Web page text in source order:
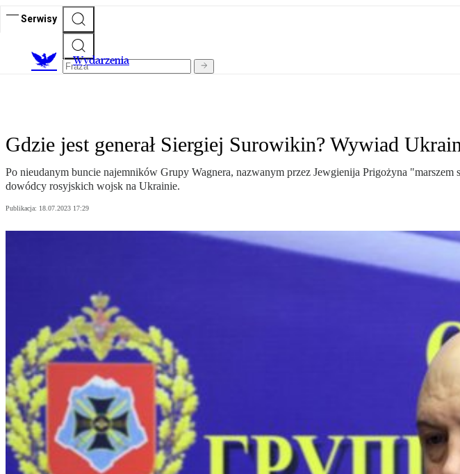
Serwisy
Wydarzenia
Gdzie jest generał Siergiej Surowikin? Wywiad
Po nieudanym buncie najemników Grupy Wagnera, nazwanym przez Jewgienija Prigożyna
dowódcy rosyjskich wojsk na Ukrainie.
Publikacja: 18.07.2023 17:29